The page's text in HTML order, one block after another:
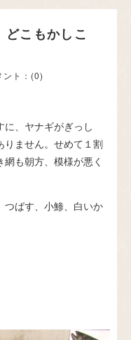
こもかしこ
ント： (0)
、ヤナギがぎっし
ません。せめて１割
も朝方、模様が悪く
つばす、小鯵、白いか